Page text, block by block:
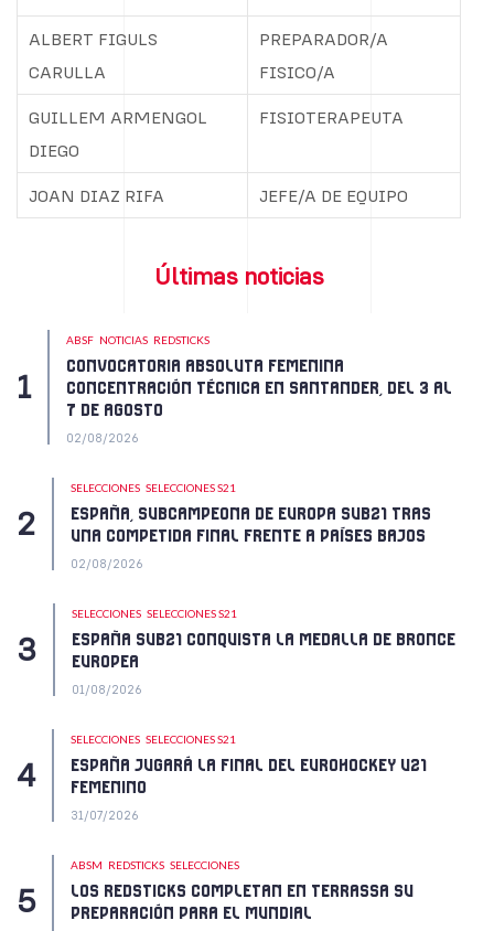
ALBERT FIGULS
CARULLA
PREPARADOR/A
FISICO/A
GUILLEM ARMENGOL
DIEGO
FISIOTERAPEUTA
JOAN DIAZ RIFA JEFE/A DE EQUIPO
Últimas noticias
ABSF NOTICIAS REDSTICKS
CONVOCATORIA ABSOLUTA FEMENINA
CONCENTRACIÓN TÉCNICA EN SANTANDER, DEL 3 AL
7 DE AGOSTO
02/08/2026
SELECCIONES SELECCIONES S21
ESPAÑA, SUBCAMPEONA DE EUROPA SUB21 TRAS
UNA COMPETIDA FINAL FRENTE A PAÍSES BAJOS
02/08/2026
SELECCIONES SELECCIONES S21
ESPAÑA SUB21 CONQUISTA LA MEDALLA DE BRONCE
EUROPEA
01/08/2026
SELECCIONES SELECCIONES S21
ESPAÑA JUGARÁ LA FINAL DEL EUROHOCKEY U21
FEMENINO
31/07/2026
ABSM REDSTICKS SELECCIONES
LOS REDSTICKS COMPLETAN EN TERRASSA SU
PREPARACIÓN PARA EL MUNDIAL